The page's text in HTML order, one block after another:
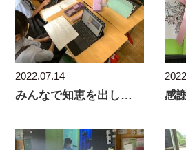
2022.07.14
みんなで知恵を出し合って その３ 感